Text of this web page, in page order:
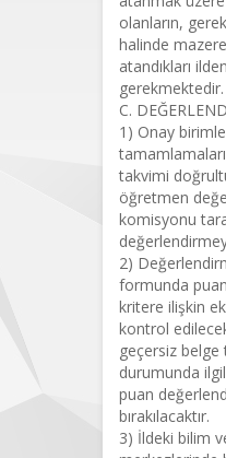
olanların,
halinde
atandıkları
gerekmektedir.
C.
1) Onay
takvimi
öğretmen
komisyonu
2)
formunda
kritere ilişkin
kontrol
geçersiz
durumunda
puan
bırakılacaktır.
3) İldeki bilim